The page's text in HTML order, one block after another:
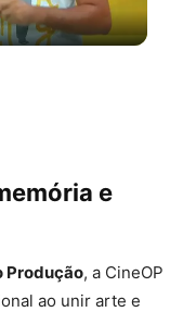
e
Produção, a CineOP
ao unir arte e